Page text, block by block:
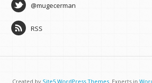
@mugecerman
RSS
Created by Site5 WordPress Themes . Experts in